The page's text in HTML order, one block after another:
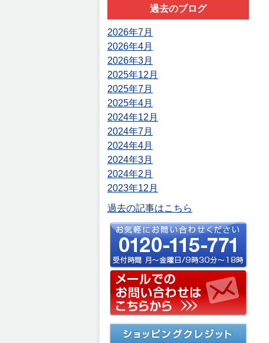
過去のブログ
2026年7月
2026年4月
2026年3月
2025年12月
2025年7月
2025年4月
2024年12月
2024年7月
2024年4月
2024年3月
2024年2月
2023年12月
過去の記事はこちら